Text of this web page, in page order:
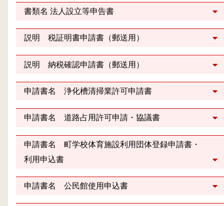
書類名 法人設立等申告書
説明 税証明書申請書（郵送用）
説明 納税確認申請書（郵送用）
申請書名 浄化槽清掃業許可申請書
申請書名 道路占用許可申請・協議書
申請書名 町学校体育施設利用団体登録申請書・
利用申込書
申請書名 公民館使用申込書